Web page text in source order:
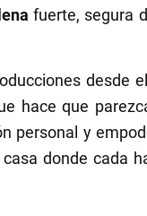
fuerte, segura
desde
hace que
personal y
donde cada